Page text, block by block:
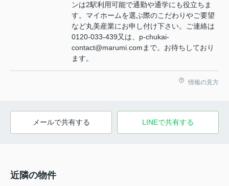
ンは2駅利用可能で通勤や通学にも役立ちま
す。マイホームを選ぶ際のこだわりやご要望
など丸美産業にお申し付け下さい。ご連絡は
0120-033-439又は、p-chukai-
contact@marumi.comまで。お待ちしており
ます。
情報の見方
メールで共有する LINEで共有する
近隣の物件